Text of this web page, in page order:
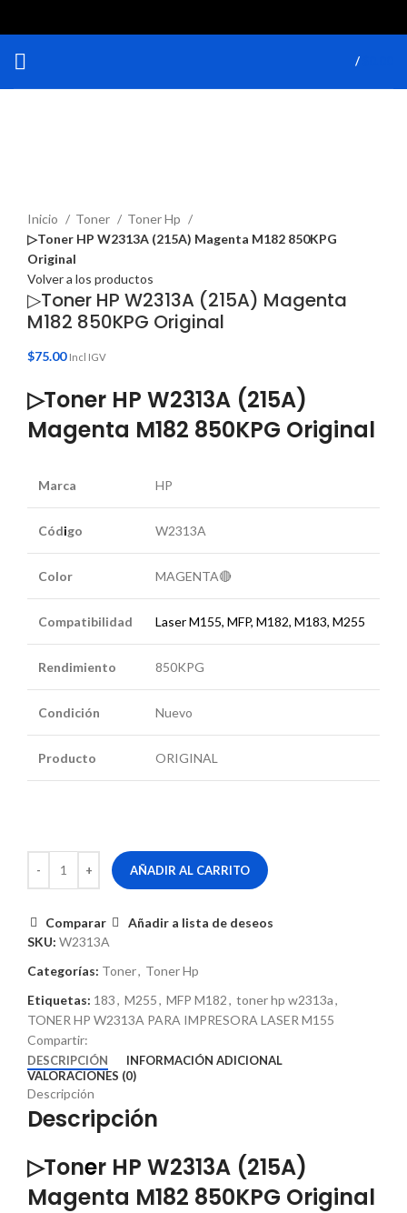
/
Inicio
Toner
Toner Hp
▷Toner HP W2313A (215A) Magenta M182 850KPG
Original
Volver a los productos
▷Toner HP W2313A (215A) Magenta
M182 850KPG Original
$75.00 Incl IGV
▷Toner HP W2313A (215A)
Magenta M182 850KPG Original
Marca HP
Código W2313A
Color MAGENTA🔴
Compatibilidad Laser M155, MFP, M182, M183, M255
Rendimiento 850KPG
Condición Nuevo
Producto ORIGINAL
AÑADIR AL CARRITO
Comparar
Añadir a lista de deseos
SKU: W2313A
Categorías: Toner, Toner Hp
Etiquetas: 183, M255, MFP M182, toner hp w2313a,
TONER HP W2313A PARA IMPRESORA LASER M155
Compartir:
DESCRIPCIÓN
INFORMACIÓN ADICIONAL
VALORACIONES (0)
Descripción
Descripción
▷Toner HP W2313A (215A)
Magenta M182 850KPG Original